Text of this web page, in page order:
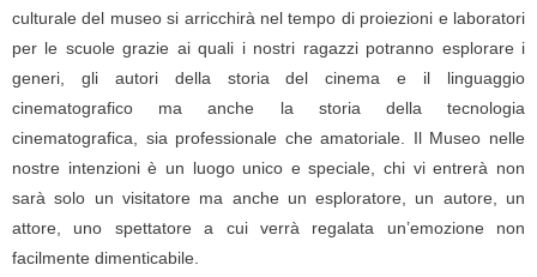
culturale del museo si arricchirà nel tempo di proiezioni e laboratori
per le scuole grazie ai quali i nostri ragazzi potranno esplorare i
generi, gli autori della storia del cinema e il linguaggio
cinematografico ma anche la storia della tecnologia
cinematografica, sia professionale che amatoriale. Il Museo nelle
nostre intenzioni è un luogo unico e speciale, chi vi entrerà non
sarà solo un visitatore ma anche un esploratore, un autore, un
attore, uno spettatore a cui verrà regalata un’emozione non
facilmente dimenticabile.